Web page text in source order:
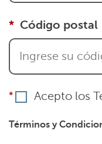
Código postal
Acepto los
Términos y